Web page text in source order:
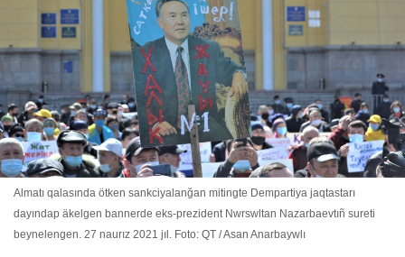
Almatı qalasında ötken sankciyalanğan mitingte Dempartiya jaqtastarı
dayındap äkelgen bannerde eks-prezident Nwrswltan Nazarbaevtıñ sureti
beynelengen. 27 naurız 2021 jıl. Foto: QT / Asan Anarbaywlı